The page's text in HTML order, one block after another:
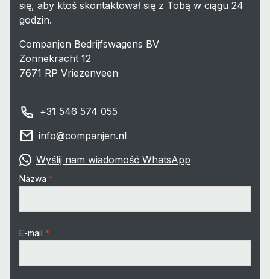
się, aby ktoś skontaktował się z Tobą w ciągu 24
godzin.
Companjen Bedrijfswagens BV
Zonnekracht 12
7671 RP Vriezenveen
+31 546 574 055
info@companjen.nl
Wyślij nam wiadomość WhatsApp
Nazwa
E-mail